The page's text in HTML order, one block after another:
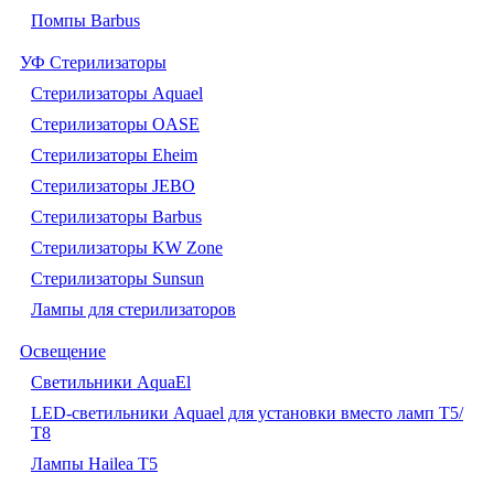
Помпы Barbus
УФ Стерилизаторы
Стерилизаторы Aquael
Стерилизаторы OASE
Стерилизаторы Eheim
Стерилизаторы JEBO
Стерилизаторы Barbus
Стерилизаторы KW Zone
Стерилизаторы Sunsun
Лампы для стерилизаторов
Освещение
Cветильники AquaEl
LED-светильники Aquael для установки вместо ламп Т5/
Т8
Лампы Hailea Т5